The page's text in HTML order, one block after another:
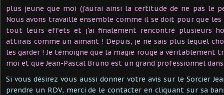
plus jeune que moi (j'aurai ainsi la certitude de ne pas le
Nous avons travaillé ensemble comme il se doit pour que
tout leurs effets et j'ai finalement rencontré plusieurs
attirais comme un aimant ! Depuis, je ne sais plus lequel
les garder ! Je témoigne que la magie rouge a véritablement
moi et que Jean-Pascal Bruno est un grand professionnel
Si vous désirez vous aussi donner votre avis sur le Sorcier
prendre un RDV, merci de le contacter en cliquant sur sa